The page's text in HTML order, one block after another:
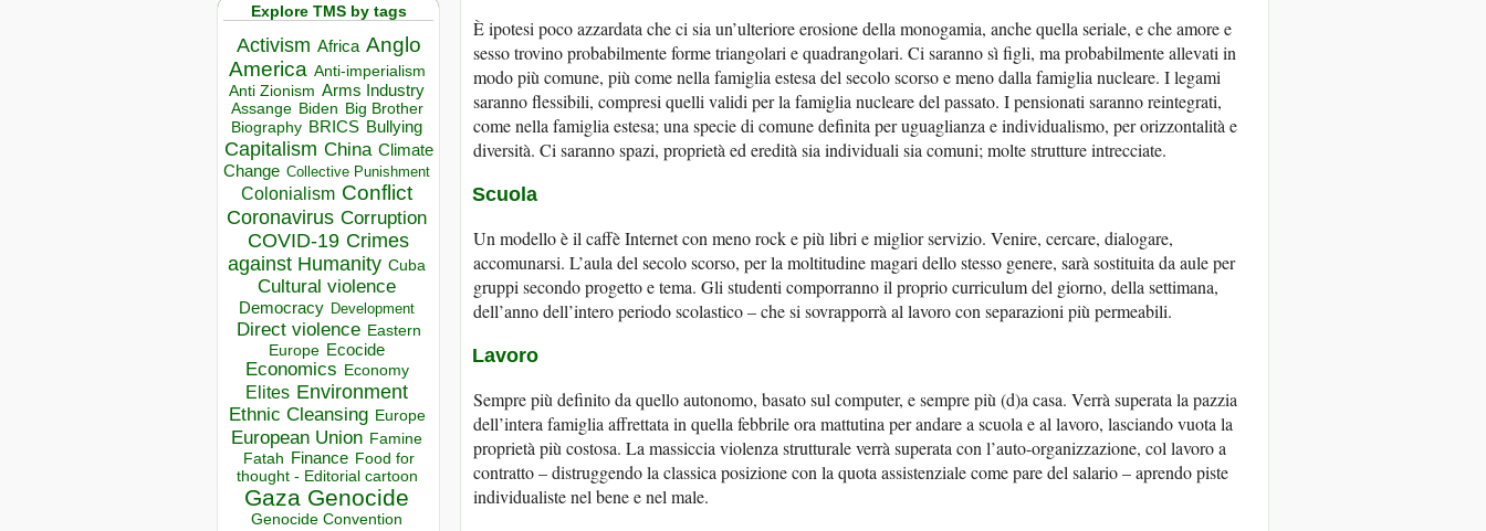
Explore TMS by tags
Activism Africa Anglo
America Anti-imperialism
Anti Zionism Arms Industry
Assange Biden Big Brother
Biography BRICS Bullying
Capitalism China Climate
Change Collective Punishment
Colonialism Conflict
Coronavirus Corruption
COVID-19 Crimes
against Humanity Cuba
Cultural violence
Democracy Development
Direct violence Eastern
Europe Ecocide
Economics Economy
Elites Environment
Ethnic Cleansing Europe
European Union Famine
Fatah Finance Food for
thought - Editorial cartoon
Gaza Genocide
Genocide Convention
È ipotesi poco azzardata che ci sia un’ulteriore erosione della monogamia, anche quella seriale, e che amore e
sesso trovino probabilmente forme triangolari e quadrangolari. Ci saranno sì figli, ma probabilmente allevati in
modo più comune, più come nella famiglia estesa del secolo scorso e meno dalla famiglia nucleare. I legami
saranno flessibili, compresi quelli validi per la famiglia nucleare del passato. I pensionati saranno reintegrati,
come nella famiglia estesa; una specie di comune definita per uguaglianza e individualismo, per orizzontalità e
diversità. Ci saranno spazi, proprietà ed eredità sia individuali sia comuni; molte strutture intrecciate.
Scuola
Un modello è il caffè Internet con meno rock e più libri e miglior servizio. Venire, cercare, dialogare,
accomunarsi. L’aula del secolo scorso, per la moltitudine magari dello stesso genere, sarà sostituita da aule per
gruppi secondo progetto e tema. Gli studenti comporranno il proprio curriculum del giorno, della settimana,
dell’anno dell’intero periodo scolastico – che si sovrapporrà al lavoro con separazioni più permeabili.
Lavoro
Sempre più definito da quello autonomo, basato sul computer, e sempre più (d)a casa. Verrà superata la pazzia
dell’intera famiglia affrettata in quella febbrile ora mattutina per andare a scuola e al lavoro, lasciando vuota la
proprietà più costosa. La massiccia violenza strutturale verrà superata con l’auto-organizzazione, col lavoro a
contratto – distruggendo la classica posizione con la quota assistenziale come pare del salario – aprendo piste
individualiste nel bene e nel male.